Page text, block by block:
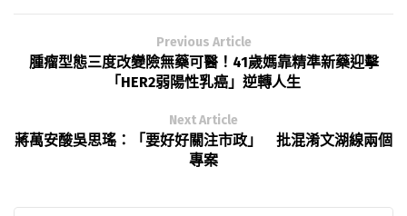
Previous Article
腫瘤型態三度改變險無藥可醫！41歲媽靠精準新藥迎擊
「HER2弱陽性乳癌」逆轉人生
Next Article
蔣萬安酸吳思瑤：「要好好關注市政」 批混淆文湖線兩個
專案